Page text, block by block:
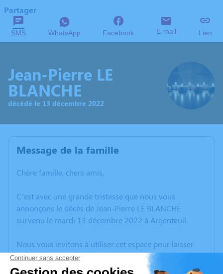
Partager
SMS WhatsApp Facebook E-mail Lien
Jean-Pierre LE
BLANCHE
décédé le 13 décembre 2022
Message de la famille
Chère famille, chers amis,
C’est avec une grande tristesse que nous vous
annonçons le décès de Jean-Pierre LE BLANCHE
survenu le mardi 13 décembre 2022 à Argenteuil.
Nous vous invitons à utiliser cet espace pour laisser
vos condoléances, partager des photos souvenirs, une
anecdote ou exprimer vos pensées à travers des